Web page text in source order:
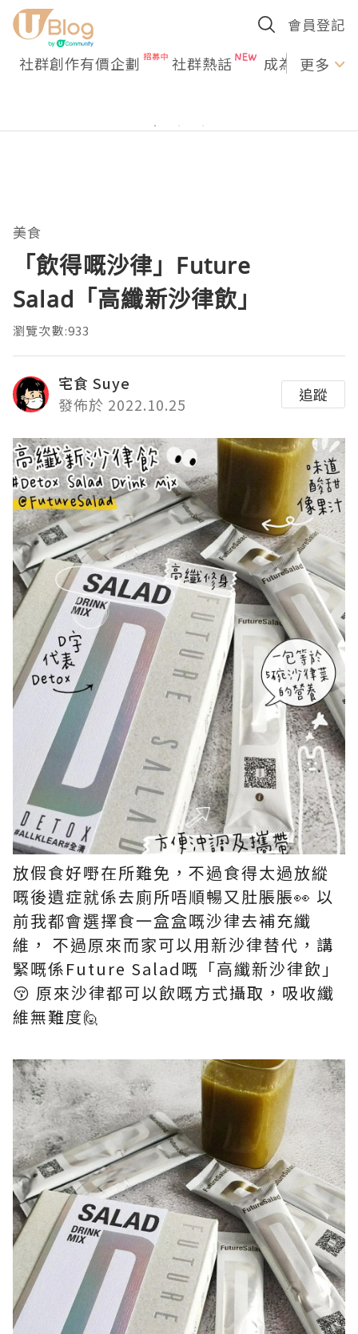
會員登記
社群創作有價企劃 社群熱話 成為U更多
美食
「飲得嘅沙律」Future
Salad「高纖新沙律飲」
瀏覽次數:933
宅食 Suye
發佈於 2022.10.25
追蹤
放假食好嘢在所難免，不過食得太過放縱
嘅後遺症就係去廁所唔順暢又肚脹脹👀 以
前我都會選擇食一盒盒嘅沙律去補充纖
維， 不過原來而家可以用新沙律替代，講
緊嘅係Future Salad嘅「高纖新沙律飲」
😚 原來沙律都可以飲嘅方式攝取，吸收纖
維無難度🙋